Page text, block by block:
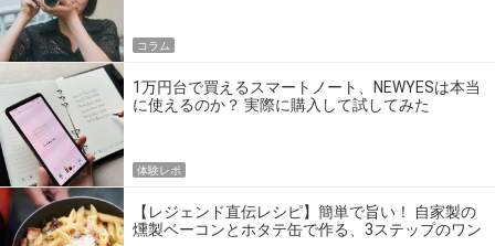
コラム
1万円台で買えるスマートノート、NEWYESは本当
に使えるのか？ 実際に購入して試してみた
体験レポ
【レジェンド直伝レシピ】簡単で旨い！ 自家製の
燻製ベーコンとホタテ缶で作る、3ステップのワン